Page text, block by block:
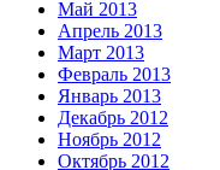
Май 2013
Апрель 2013
Март 2013
Февраль 2013
Январь 2013
Декабрь 2012
Ноябрь 2012
Октябрь 2012